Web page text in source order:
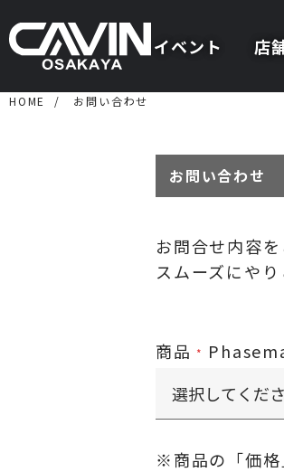
イベント 店
HOME お問い合わせ
お問い合わせ
お問合せ内容
スムーズにや
商品
※商品の「価格